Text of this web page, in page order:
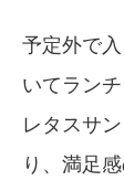
予定外で
いてラン
レタスサ
り、満足